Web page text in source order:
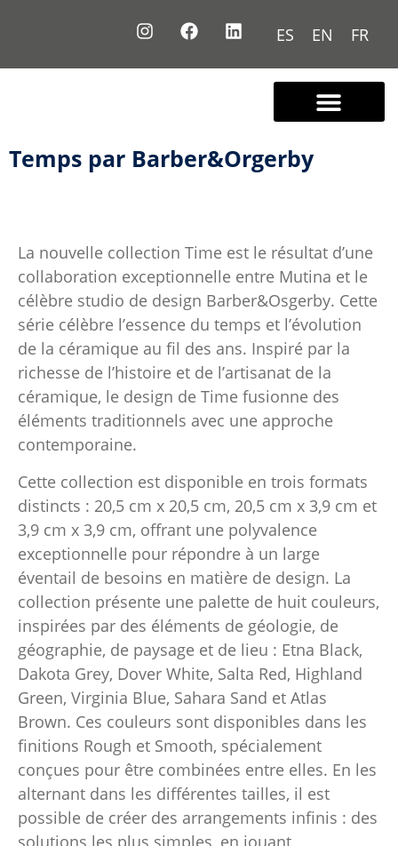
ES EN FR
Temps par Barber&Orgerby
La nouvelle collection Time est le résultat d’une
collaboration exceptionnelle entre Mutina et le
célèbre studio de design Barber&Osgerby. Cette
série célèbre l’essence du temps et l’évolution
de la céramique au fil des ans. Inspiré par la
richesse de l’histoire et de l’artisanat de la
céramique, le design de Time fusionne des
éléments traditionnels avec une approche
contemporaine.
Cette collection est disponible en trois formats
distincts : 20,5 cm x 20,5 cm, 20,5 cm x 3,9 cm et
3,9 cm x 3,9 cm, offrant une polyvalence
exceptionnelle pour répondre à un large
éventail de besoins en matière de design. La
collection présente une palette de huit couleurs,
inspirées par des éléments de géologie, de
géographie, de paysage et de lieu : Etna Black,
Dakota Grey, Dover White, Salta Red, Highland
Green, Virginia Blue, Sahara Sand et Atlas
Brown. Ces couleurs sont disponibles dans les
finitions Rough et Smooth, spécialement
conçues pour être combinées entre elles. En les
alternant dans les différentes tailles, il est
possible de créer des arrangements infinis : des
solutions les plus simples, en jouant